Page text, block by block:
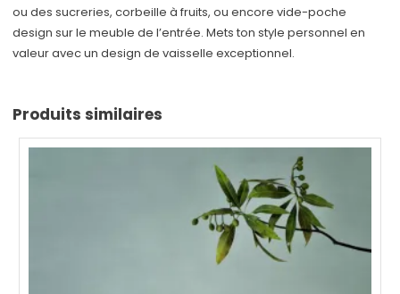
ou des sucreries, corbeille à fruits, ou encore vide-poche
design sur le meuble de l’entrée. Mets ton style personnel en
valeur avec un design de vaisselle exceptionnel.
Produits similaires